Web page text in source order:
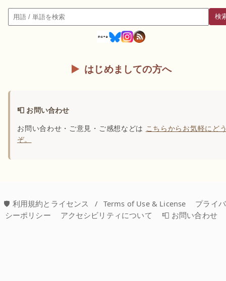
検索
検
はじめましての方へ
📮 お問い合わせ
お問い合わせ・ご意見・ご感想などは こちらからお気軽にど
ぞ。
🛡️ 利用規約とライセンス / Terms of Use & License
プライバ
シーポリシー
アクセシビリティについて 📮 お問い合わせ